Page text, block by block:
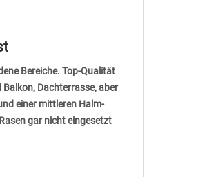
Bereiche. Top-Qualität
Dachterrasse, aber
einer mittleren Halm-
gar nicht eingesetzt